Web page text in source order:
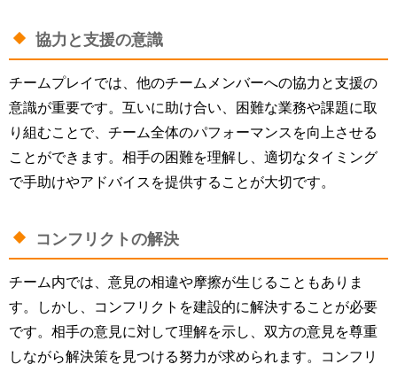
協力と支援の意識
チームプレイでは、他のチームメンバーへの協力と支援の
意識が重要です。互いに助け合い、困難な業務や課題に取
り組むことで、チーム全体のパフォーマンスを向上させる
ことができます。相手の困難を理解し、適切なタイミング
で手助けやアドバイスを提供することが大切です。
コンフリクトの解決
チーム内では、意見の相違や摩擦が生じることもありま
す。しかし、コンフリクトを建設的に解決することが必要
です。相手の意見に対して理解を示し、双方の意見を尊重
しながら解決策を見つける努力が求められます。コンフリ